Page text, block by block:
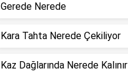
Gerede Nerede
Kara Tahta Nerede Çekiliyor
Kaz Dağlarında Nerede Kalınır